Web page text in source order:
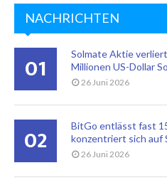
NACHRICHTEN
01
Solmate Aktie
Millionen US-Dollar
26 Juni 2026
02
BitGo entlässt fast
konzentriert sich auf
26 Juni 2026